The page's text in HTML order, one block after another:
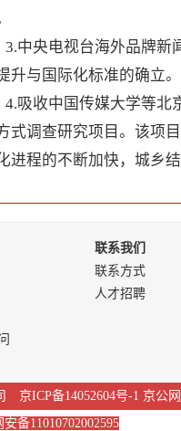
3.中央电视台海外品牌新
升与国际化标准的确立。
4.吸收中国传媒大学等北
式调查研究项目。该项
进程的不断加快，城乡
联系我们
联系方式
人才招聘
京ICP备14052604号-1 京公网
安备11010702002595